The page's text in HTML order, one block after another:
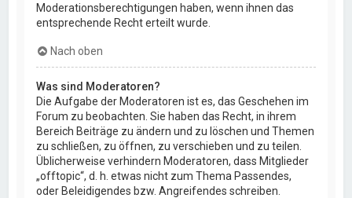
Moderationsberechtigungen haben, wenn ihnen das
entsprechende Recht erteilt wurde.
Nach oben
Was sind Moderatoren?
Die Aufgabe der Moderatoren ist es, das Geschehen im
Forum zu beobachten. Sie haben das Recht, in ihrem
Bereich Beiträge zu ändern und zu löschen und Themen
zu schließen, zu öffnen, zu verschieben und zu teilen.
Üblicherweise verhindern Moderatoren, dass Mitglieder
„offtopic“, d. h. etwas nicht zum Thema Passendes,
oder Beleidigendes bzw. Angreifendes schreiben.